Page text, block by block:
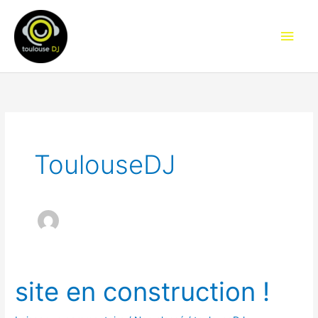
contenu
ToulouseDJ
site en construction !
site
en